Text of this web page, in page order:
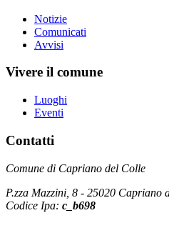
Notizie
Comunicati
Avvisi
Vivere il comune
Luoghi
Eventi
Contatti
Comune di Capriano del Colle
P.zza Mazzini, 8 - 25020 Capriano
Codice Ipa: c_b698